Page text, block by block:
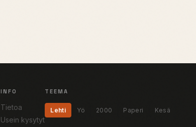
INFO
Tietoa
Usein kysytyt
TEEMA
Lehti Yö 2000 Paperi Kesä